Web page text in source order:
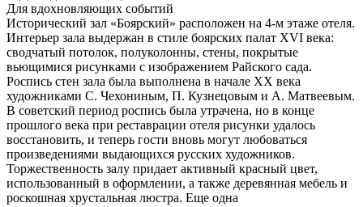
Для вдохновляющих событий
Исторический зал «Боярский» расположен на 4-м этаже отеля.
Интерьер зала выдержан в стиле боярских палат XVI века:
сводчатый потолок, полуколонны, стены, покрытые
вьющимися рисунками с изображением Райского сада.
Роспись стен зала была выполнена в начале ХХ века
художниками С. Чехониным, П. Кузнецовым и А. Матвеевым.
В советский период роспись была утрачена, но в конце
прошлого века при реставрации отеля рисунки удалось
восстановить, и теперь гости вновь могут любоваться
произведениями выдающихся русских художников.
Торжественность залу придает активный красный цвет,
использованный в оформлении, а также деревянная мебель и
роскошная хрустальная люстра. Еще одна